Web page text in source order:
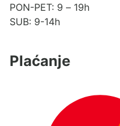
PON-PET: 9 – 19h
SUB: 9-14h
Plaćanje